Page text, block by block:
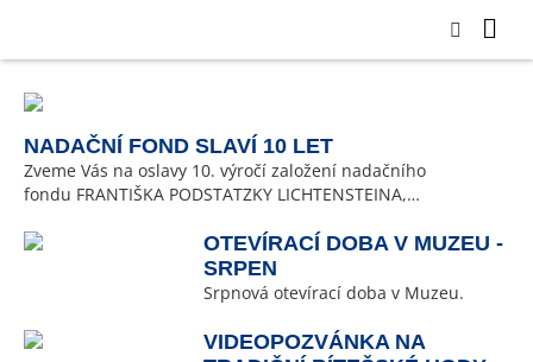
NADAČNÍ FOND SLAVÍ 10 LET
Zveme Vás na oslavy 10. výročí založení nadačního
fondu FRANTIŠKA PODSTATZKY LICHTENSTEINA,…
OTEVÍRACÍ DOBA V MUZEU -
SRPEN
Srpnová otevírací doba v Muzeu.
VIDEOPOZVÁNKA NA